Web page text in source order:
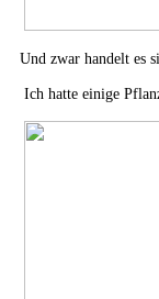
Und zwar handelt es
Ich hatte einige